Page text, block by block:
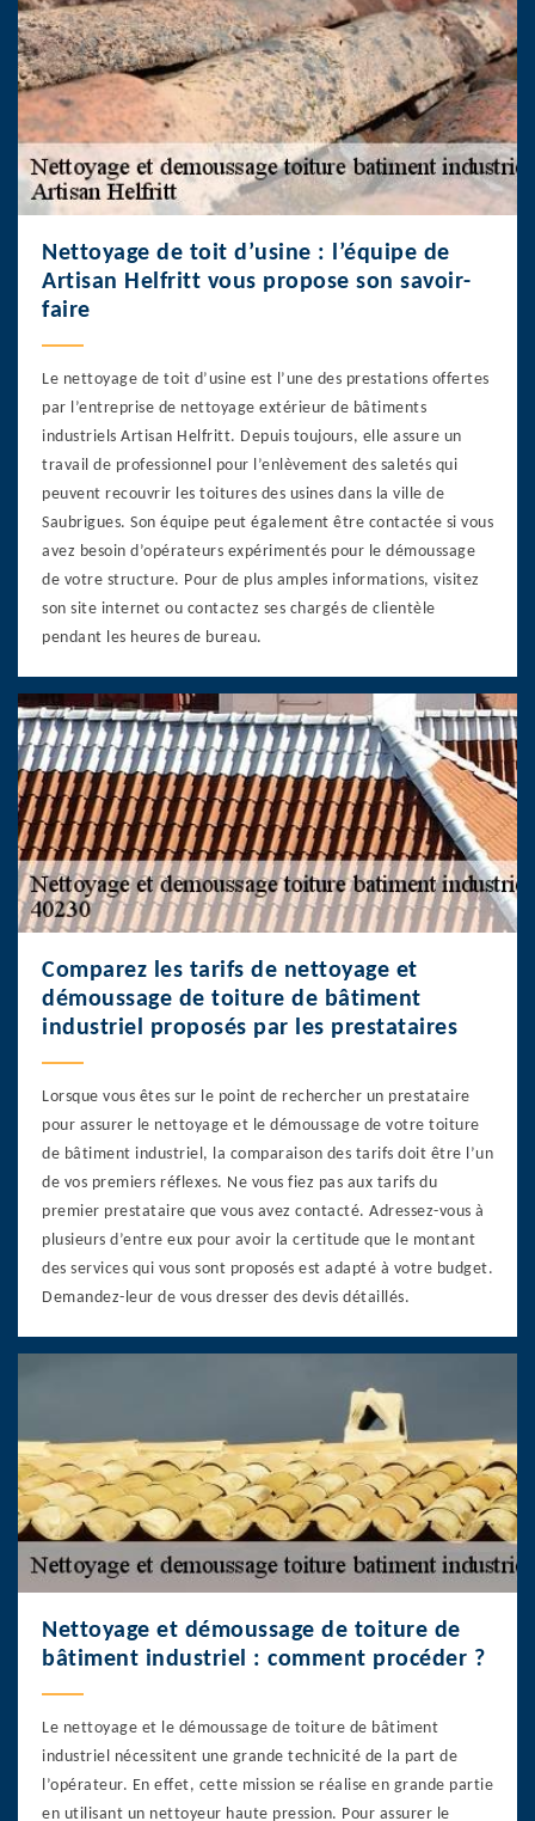
Nettoyage de toit d’usine : l’équipe de
Artisan Helfritt vous propose son savoir-
faire
Le nettoyage de toit d’usine est l’une des prestations offertes
par l’entreprise de nettoyage extérieur de bâtiments
industriels Artisan Helfritt. Depuis toujours, elle assure un
travail de professionnel pour l’enlèvement des saletés qui
peuvent recouvrir les toitures des usines dans la ville de
Saubrigues. Son équipe peut également être contactée si vous
avez besoin d’opérateurs expérimentés pour le démoussage
de votre structure. Pour de plus amples informations, visitez
son site internet ou contactez ses chargés de clientèle
pendant les heures de bureau.
Comparez les tarifs de nettoyage et
démoussage de toiture de bâtiment
industriel proposés par les prestataires
Lorsque vous êtes sur le point de rechercher un prestataire
pour assurer le nettoyage et le démoussage de votre toiture
de bâtiment industriel, la comparaison des tarifs doit être l’un
de vos premiers réflexes. Ne vous fiez pas aux tarifs du
premier prestataire que vous avez contacté. Adressez-vous à
plusieurs d’entre eux pour avoir la certitude que le montant
des services qui vous sont proposés est adapté à votre budget.
Demandez-leur de vous dresser des devis détaillés.
Nettoyage et démoussage de toiture de
bâtiment industriel : comment procéder ?
Le nettoyage et le démoussage de toiture de bâtiment
industriel nécessitent une grande technicité de la part de
l’opérateur. En effet, cette mission se réalise en grande partie
en utilisant un nettoyeur haute pression. Pour assurer le